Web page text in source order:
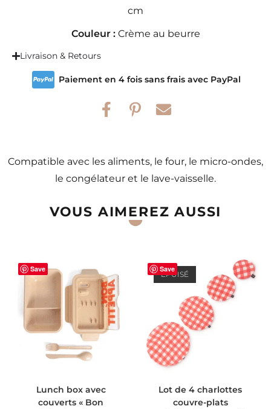
cm
Couleur :Crème au beurre
Livraison & Retours
Paiement en 4 fois sans frais avec PayPal
Compatible avec les aliments, le four, le micro-ondes,
le congélateur et le lave-vaisselle.
VOUS AIMEREZ AUSSI
Save
Lunch box avec
couverts « Bon
Save
ÉPUISÉ
Lot de 4 charlottes
couvre-plats